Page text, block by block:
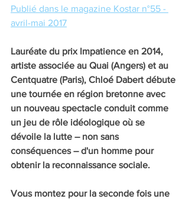
Publié dans le magazine Kostar n°55 -
avril-mai 2017
Lauréate du prix Impatience en 2014,
artiste associée au Quai (Angers) et au
Centquatre (Paris), Chloé Dabert débute
une tournée en région bretonne avec
un nouveau spectacle conduit comme
un jeu de rôle idéologique où se
dévoile la lutte – non sans
conséquences – d'un homme pour
obtenir la reconnaissance sociale.
Vous montez pour la seconde fois une